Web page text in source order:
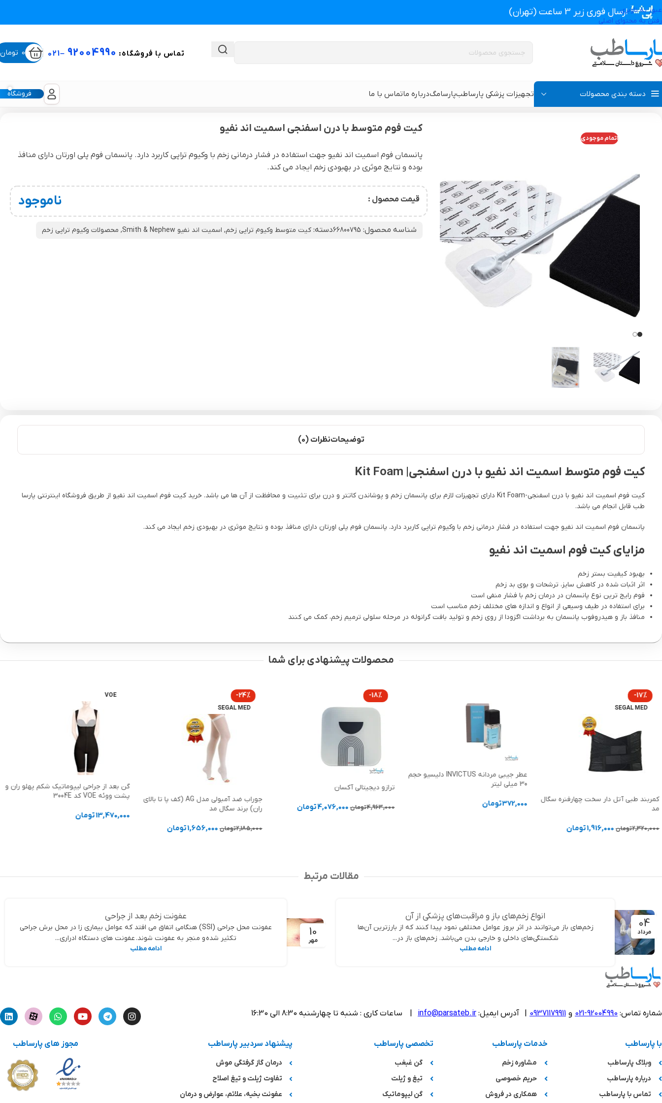
عبور به ناوبری
رفتن به محتوای اصلی
ارسال فوری زیر 3 ساعت (تهران)
تماس با فروشگاه: 92004990
–
021
0 تومان
دسته بندی محصولات
پروتز اکسترنال و سوتین پروتز دار
گن بعد از جراحی زنانه
گن لاغری و گن بعد از زایمان
گن تزریق چربی و پروتز باسن
گن ژنیکوماستی سینه آقایان
گن لیپوماتیک و لیفت ران و باسن
گن لیپوماتیک بازو ( براکیوپلاستی )
تجهیزات پزشکی پارساطبپارسامگدرباره ماتماس با ما فروشگاه
تجهیزات پزشکی پارساطب محصولات وکیوم تراپی زخم >کیت متوسط وکیوم تراپی زخم کیت فوم متوسط با درن اسفنجی اسمیت اند نفیو
اتمام موجودی
کیت فوم متوسط با درن اسفنجی اسمیت اند نفیو
پانسمان فوم اسمیت اند نفیو جهت استفاده در فشار درمانی زخم با وکیوم تراپی کاربرد دارد. پانسمان فوم پلی اورتان دارای منافذ
بوده و نتایج موثری در بهبودی زخم ایجاد می کند.
قیمت محصول : ناموجود
شناسه محصول: 66800795دسته: کیت متوسط وکیوم تراپی زخم, اسمیت اند نفیو Smith & Nephew , محصولات وکیوم تراپی زخم
توضیحاتنظرات (0)
کیت فوم متوسط اسمیت اند نفیو با درن اسفنجی| Kit Foam
کیت فوم اسمیت اند نفیو با درن اسفنجی-Kit Foam دارای تجهیزات لازم برای پانسمان زخم و پوشاندن کاتتر و درن برای تثبیت و محافظت از آن ها می باشد. خرید کیت فوم اسمیت اند نفیو از طریق فروشگاه اینترنتی پارسا
طب قابل انجام می باشد.
پانسمان فوم اسمیت اند نفیو جهت استفاده در فشار درمانی زخم با وکیوم تراپی کاربرد دارد. پانسمان فوم پلی اورتان دارای منافذ بوده و نتایج موثری در بهبودی زخم ایجاد می کند.
مزایای کیت فوم اسمیت اند نفیو
بهبود کیفیت بستر زخم
اثر اثبات شده در کاهش سایز، ترشحات و بوی بد زخم
فوم رایج ترین نوع پانسمان در درمان زخم با فشار منفی است
برای استفاده در طیف وسیعی از انواع و اندازه های مختلف زخم مناسب است
منافذ باز و هیدروفوب پانسمان به برداشت اگزودا از روی زخم و تولید بافت گرانوله در مرحله سلولی ترمیم زخم، کمک می کنند
محصولات پیشنهادی برای شما
-17%
SEGAL MED
کمربند طبی آتل دار سخت چهارفنره سگال
مد
2,320,000تومان 1,916,000تومان
عطر جیبی مردانه INVICTUS دلیسیو حجم
30 میلی لیتر
372,000تومان
-18%
ترازو دیجیتالی آکسان
4,963,000تومان 4,076,000تومان
-24%
SEGAL MED
جوراب ضد آمبولی مدل AG (کف پا تا بالای
ران) برند سگال مد
2,185,000تومان 1,656,000تومان
VOE
گن بعد از جراحی لیپوماتیک شکم پهلو ران و
پشت ووئه VOE کد 3004E
13,470,000تومان
مقالات مرتبط
04
مرداد
انواع زخم‌های باز و مراقبت‌های پزشکی از آن
زخم‌های باز می‌توانند در اثر بروز عوامل مختلفی نمود پیدا کنند که از بارزترین آن‌ها
شکستگی‌های داخلی و خارجی بدن می‌باشد. زخم‌های باز در...
ادامه مطلب
10
مهر
عفونت زخم بعد از جراحی
عفونت محل جراحی (SSI) هنگامی اتفاق می افتد که عوامل بیماری زا در محل برش جراحی
تکثیر شده و منجر به عفونت شوند. عفونت های دستگاه ادراری...
ادامه مطلب
شماره تماس: 92004990-021 و 09371179911 آدرس ایمیل: info@parsateb.ir | ساعات کاری : شنبه تا چهارشنبه 8:30 الی 16:30
با پارساطب
وبلاگ پارساطب
درباره پارساطب
تماس با پارساطب
خدمات پارساطب
مشاوره زخم
حریم خصوصی
همکاری در فروش
تخصصی پارساطب
گن غبغب
تیغ و ژیلت
گن لیپوماتیک
پیشنهاد سردبیر پارساطب
درمان گاز گرفتگی موش
تفاوت ژیلت و تیغ اصلاح
عفونت بخیه، علائم، عوارض و درمان
مجوز های پارساطب